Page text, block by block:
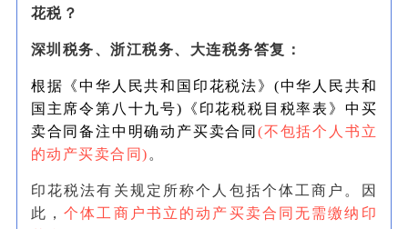
花税？
深圳税务、浙江税务、大连税务答复：
根据《中华人民共和国印花税法》(中华人民共和
国主席令第八十九号)《印花税税目税率表》中买
卖合同备注中明确动产买卖合同(不包括个人书立
的动产买卖合同) 。
印花税法有关规定所称个人包括个体工商户。因
此，个体工商户书立的动产买卖合同无需缴纳印